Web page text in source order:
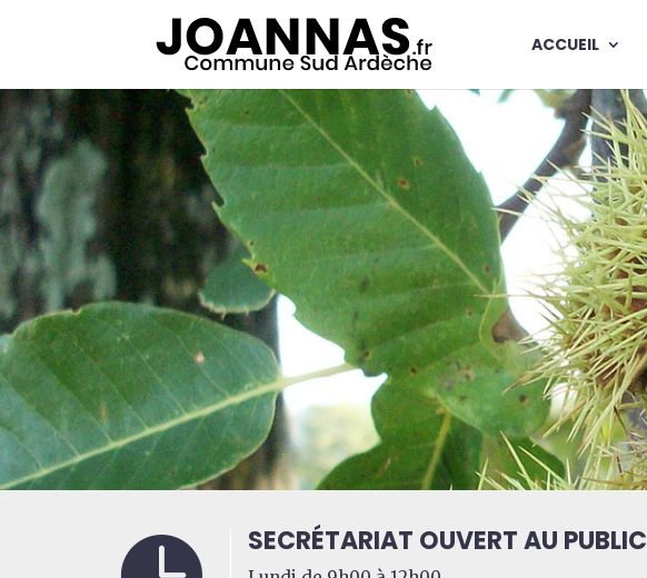
ACCUEIL
SECRÉTARIAT OUVERT AU PUBLIC